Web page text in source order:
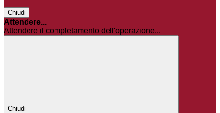
Chiudi
Attendere...
Attendere il completamento dell'operazione...
Chiudi